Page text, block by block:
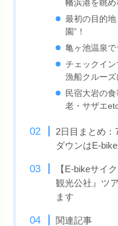
幡浜港を眺
最初の目的地
園”！
亀ヶ池温泉
チェックイ
漁船クルーズ
民宿大岩の
老・サザエ
2日目まとめ
ダウンはE-
【E-bikeサイ
観光公社』ツ
ます
関連記事